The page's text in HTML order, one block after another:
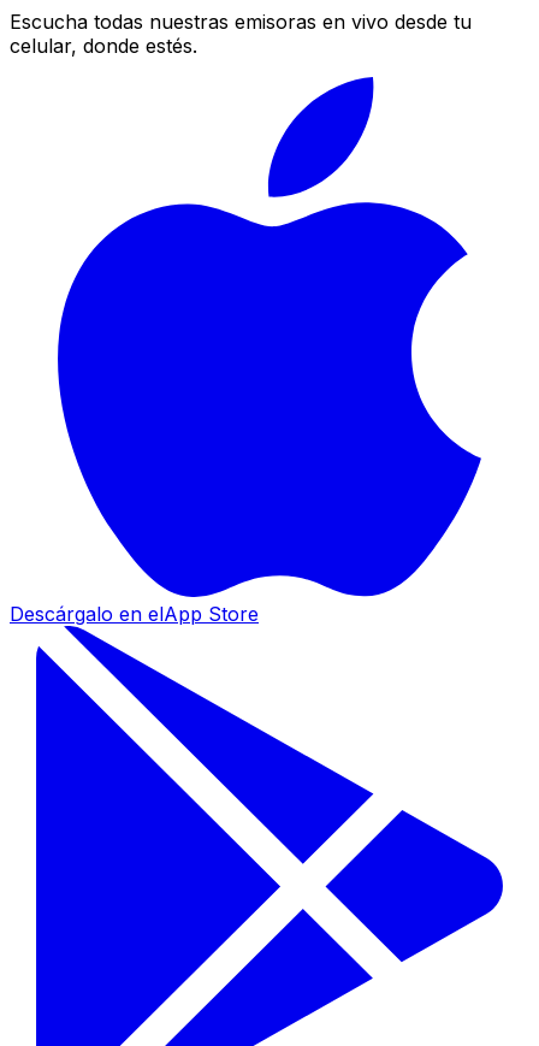
Escucha todas nuestras emisoras en vivo desde tu
celular, donde estés.
Descárgalo en elApp Store